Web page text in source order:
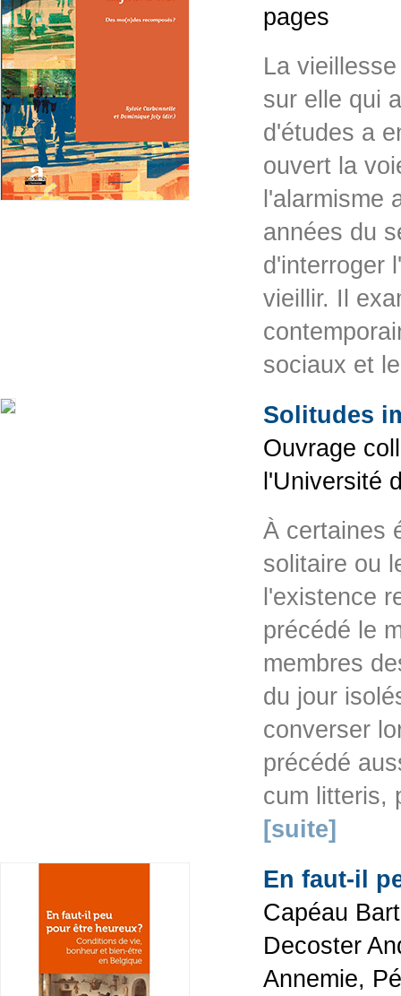
pages
La
sur elle qui
d'études a
ouvert la
l'alarmisme
années du
d'interroger
vieillir. Il
sociaux et
Solitudes
Ouvrage
l'Université
À certaines
solitaire ou
l'existence
précédé le
membres
du jour
converser
précédé
cum litteris,
[suite]
En faut-il
Capéau
Decoster
Annemie,